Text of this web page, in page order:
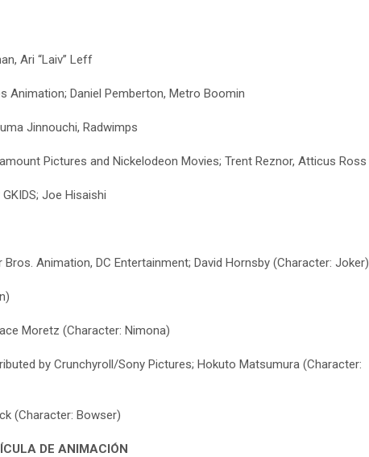
Ari “Laiv” Leff
Animation; Daniel Pemberton, Metro Boomin
Jinnouchi, Radwimps
Pictures and Nickelodeon Movies; Trent Reznor, Atticus Ross
Joe Hisaishi
Animation, DC Entertainment; David Hornsby (Character: Joker)
Moretz (Character: Nimona)
by Crunchyroll/Sony Pictures; Hokuto Matsumura (Character:
(Character: Bowser)
DE ANIMACIÓN